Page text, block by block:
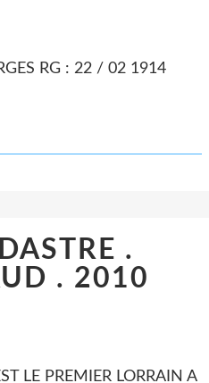
RG : 22 / 02 1914
.
. 2010
LE PREMIER LORRAIN A